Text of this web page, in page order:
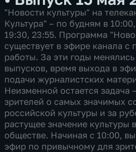
"Новости культуры" на
Культура" – по будням в
19:30, 23:55. Программа
существует в эфире канала с
работы. За эти годы
выпусков, время выхода в
подачи журналистских
Неизменной остается задача
зрителей о самых значимых
российской культуры и за
растущее значение культуры
обществе. Начиная с 10:00,
эфир по привычному для